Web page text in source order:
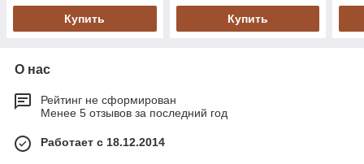
Купить Купить
О нас
Рейтинг не сформирован
Менее 5 отзывов за последний год
Работает с 18.12.2014